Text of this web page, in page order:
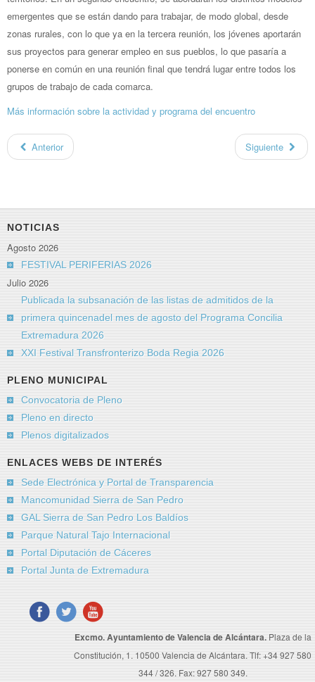
emergentes que se están dando para trabajar, de modo global, desde
zonas rurales, con lo que ya en la tercera reunión, los jóvenes aportarán
sus proyectos para generar empleo en sus pueblos, lo que pasaría a
ponerse en común en una reunión final que tendrá lugar entre todos los
grupos de trabajo de cada comarca.
Más información sobre la actividad y programa del encuentro
Anterior Siguiente
NOTICIAS
Agosto 2026
FESTIVAL PERIFERIAS 2026
Julio 2026
Publicada la subsanación de las listas de admitidos de la
primera quincenadel mes de agosto del Programa Concilia
Extremadura 2026
XXI Festival Transfronterizo Boda Regia 2026
PLENO MUNICIPAL
Convocatoria de Pleno
Pleno en directo
Plenos digitalizados
ENLACES WEBS DE INTERÉS
Sede Electrónica y Portal de Transparencia
Mancomunidad Sierra de San Pedro
GAL Sierra de San Pedro Los Baldíos
Parque Natural Tajo Internacional
Portal Diputación de Cáceres
Portal Junta de Extremadura
Excmo. Ayuntamiento de Valencia de Alcántara. Plaza de la
Constitución, 1. 10500 Valencia de Alcántara. Tlf: +34 927 580
344 / 326. Fax: 927 580 349.